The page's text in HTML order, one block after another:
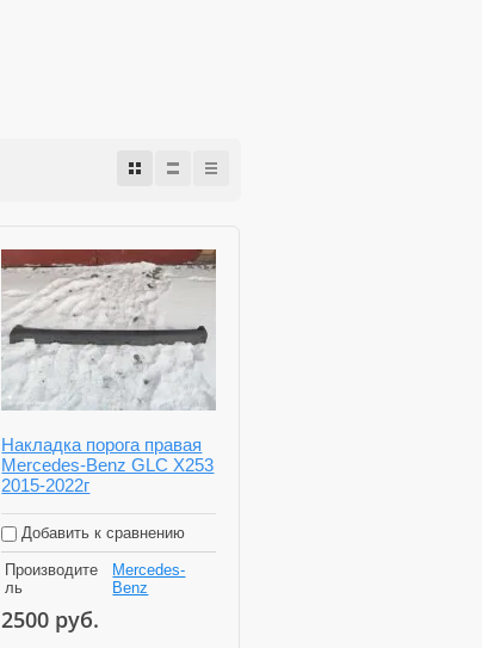
Накладка порога правая
Mercedes-Benz GLC X253
2015-2022г
Добавить к сравнению
Производите
ль
Mercedes-
Benz
2500 руб.